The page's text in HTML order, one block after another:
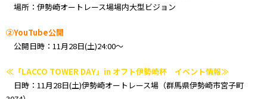
場所：伊勢崎オートレース場場内大型ビジョン
②YouTube公開
公開日時：11月28日(土)24:00～
≪「LACCO TOWER DAY」in オフト伊勢崎杯 イベント情報≫
日時：11月28日(土)伊勢崎オートレース場（群馬県伊勢崎市宮子町